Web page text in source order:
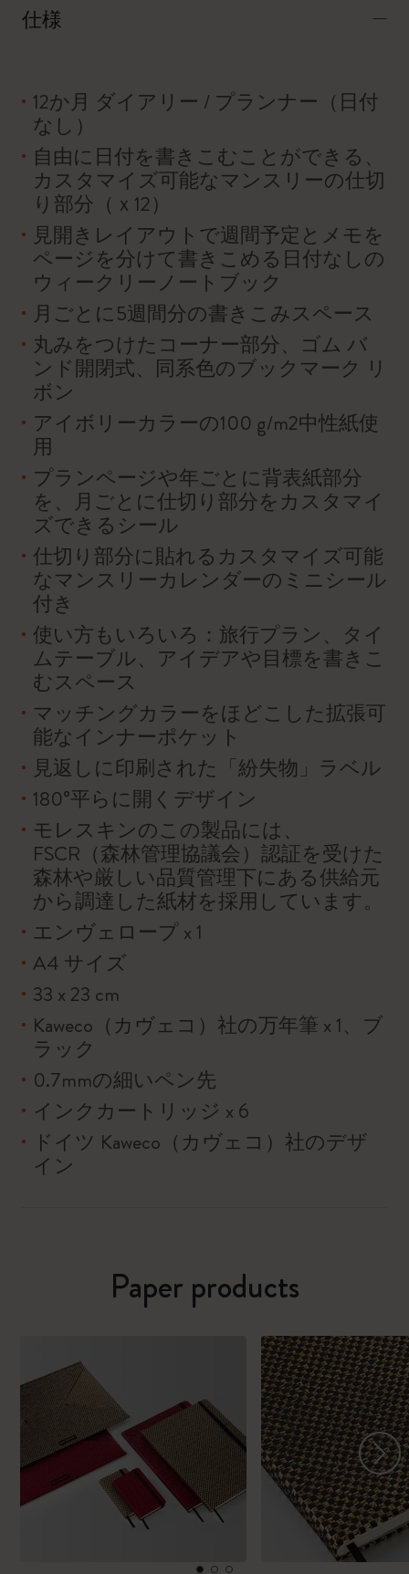
仕様
12か月 ダイアリー / プランナー（日付
なし）
自由に日付を書きこむことができる、
カスタマイズ可能なマンスリーの仕切
り部分（ｘ12）
見開きレイアウトで週間予定とメモを
ページを分けて書きこめる日付なしの
ウィークリーノートブック
月ごとに5週間分の書きこみスペース
丸みをつけたコーナー部分、ゴム バ
ンド開閉式、同系色のブックマーク リ
ボン
アイボリーカラーの100 g/m2中性紙使
用
プランページや年ごとに背表紙部分
を、月ごとに仕切り部分をカスタマイ
ズできるシール
仕切り部分に貼れるカスタマイズ可能
なマンスリーカレンダーのミニシール
付き
使い方もいろいろ：旅行プラン、タイ
ムテーブル、アイデアや目標を書きこ
むスペース
マッチングカラーをほどこした拡張可
能なインナーポケット
見返しに印刷された「紛失物」ラベル
180°平らに開くデザイン
モレスキンのこの製品には、
FSCR（森林管理協議会）認証を受けた
森林や厳しい品質管理下にある供給元
から調達した紙材を採用しています。
エンヴェロープ x 1
A4 サイズ
33 x 23 cm
Kaweco（カヴェコ）社の万年筆 x 1、ブ
ラック
0.7mmの細いペン先
インクカートリッジ x 6
ドイツ Kaweco（カヴェコ）社のデザ
イン
Paper products